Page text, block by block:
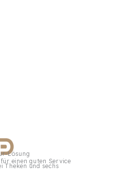
einen guten Service
Lösung
Theken und sechs